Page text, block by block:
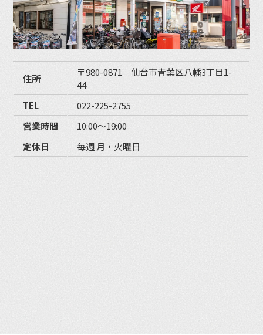
住所
〒980-0871 仙台市青葉区八幡3丁目1-
44
TEL
022-225-2755
営業時間
10:00〜19:00
定休日
毎週 月・火曜日